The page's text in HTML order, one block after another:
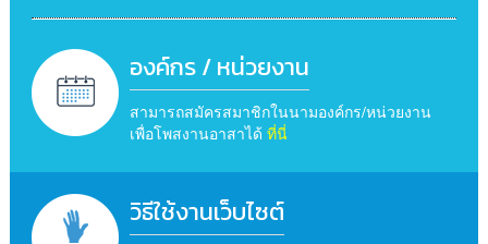
องค์กร / หน่วยงาน
สามารถสมัครสมาชิกในนามองค์กร/หน่วยงาน
เพื่อโพสงานอาสาได้ ที่นี่
วิธีใช้งานเว็บไซต์